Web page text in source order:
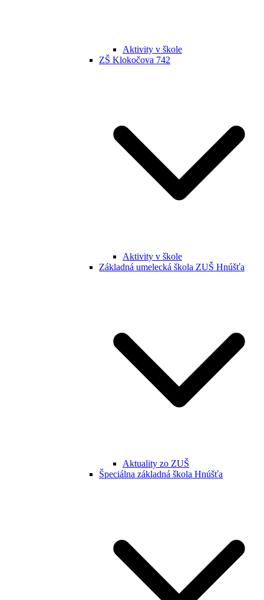
Aktivity v škole
ZŠ Klokočova 742
Aktivity v škole
Základná umelecká škola ZUŠ Hnúšťa
Aktuality zo ZUŠ
Špeciálna základná škola Hnúšťa